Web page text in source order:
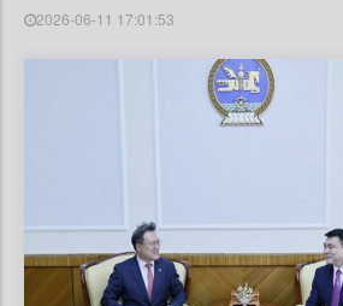
2026-06-11 17:01:53